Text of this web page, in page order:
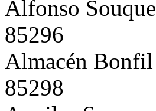
Alfonso Souque
85296
Almacén Bonfil
85298